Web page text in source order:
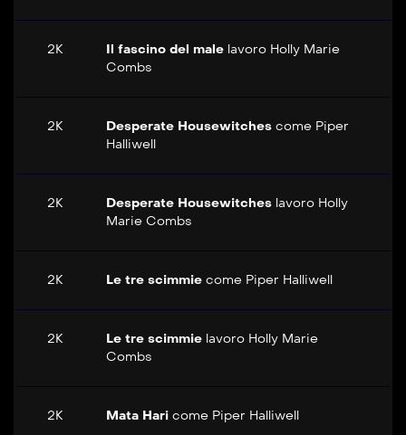
2K Il fascino del male lavoro Holly Marie
Combs
2K Desperate Housewitches come Piper
Halliwell
2K Desperate Housewitches lavoro Holly
Marie Combs
2K Le tre scimmie come Piper Halliwell
2K Le tre scimmie lavoro Holly Marie
Combs
2K Mata Hari come Piper Halliwell